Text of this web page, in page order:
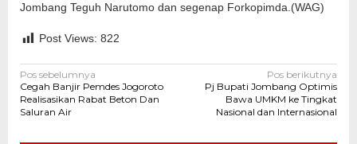
Jombang Teguh Narutomo dan segenap Forkopimda.(WAG)
Post Views: 822
Navigasi
pos
Pos sebelumnya
Cegah Banjir Pemdes Jogoroto
Realisasikan Rabat Beton Dan
Saluran Air
Pos berikutnya
Pj Bupati Jombang Optimis
Bawa UMKM ke Tingkat
Nasional dan Internasional